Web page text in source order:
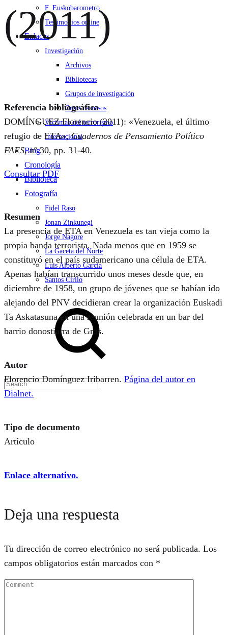
F. Euskobarometro
Testimonios online
Enlaces
Investigación
Archivos
Bibliotecas
Grupos de investigación
Otros recursos
Víctimas del terrorismo
Internacional
Blog
Cronología
Biblioteca
Fotografía
Fidel Raso
Jonan Zinkunegi
Jorge Nagore
La Gaceta del Norte
Luis Alberto García
Santos Cirilo
Search
(2011)
Referencia bibliográfica
DOMÍNGUEZ Florencio (2011): «Venezuela, el último
refugio de ETA»,Cuadernos de Pensamiento Político
FAES, nº 30, pp. 31-40.
Consultar PDF
Resumen
La presencia de ETA en Venezuela es tan vieja como la
propia banda terrorista. Nada menos que en 1959 se
constituyó en el país sudamericano una célula de ETA.
Apenas habían transcurrido unos meses desde que, en
diciembre de 1958, un grupo de jóvenes que se habían ido
alejando del PNV decidieran crear la organización Euskadi
Ta Askatasuna en una reunión celebrada en un bar del
barrio donostiarra de Gros.
Autor
Florencio Domínguez Iribarren. Página del autor en
Dialnet.
Tipo de documento
Artículo
Enlace alternativo.
Deja una respuesta
Tu dirección de correo electrónico no será publicada. Los
campos obligatorios están marcados con *